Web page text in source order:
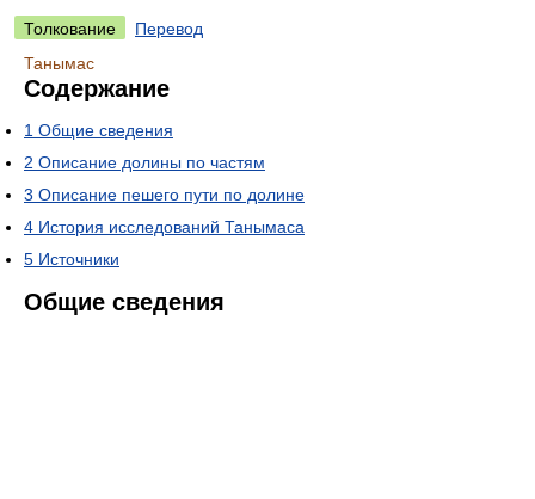
Толкование
Перевод
Танымас
Содержание
1 Общие сведения
2 Описание долины по частям
3 Описание пешего пути по долине
4 История исследований Танымаса
5 Источники
Общие сведения